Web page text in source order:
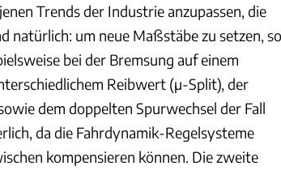
Trends der Industrie anzupassen, die
natürlich: um neue Maßstäbe zu setzen, so
bei der Bremsung auf einem
Reibwert (µ-Split), der
dem doppelten Spurwechsel der Fall
da die Fahrdynamik-Regelsysteme
kompensieren können. Die zweite